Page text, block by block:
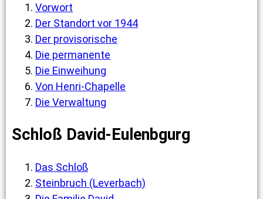
Vorwort
Der Standort vor 1944
Der provisorische
Die permanente
Die Einweihung
Von Henri-Chapelle
Die Verwaltung
Schloß David-Eulenbgurg
Das Schloß
Steinbruch (Leverbach)